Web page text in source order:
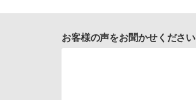
お客様の声をお聞かせください